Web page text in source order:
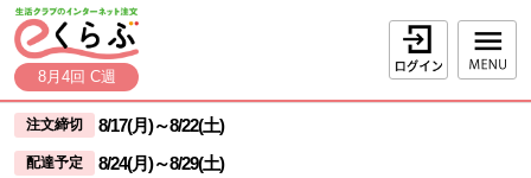
ページの先頭です。
本文へジャンプする。
8月4回 C週
ログイン
ここからサイト内共通メニューです。
サイト内共通メニューをスキップする
注文締切 8/17(月)～8/22(土)
配達予定 8/24(月)～8/29(土)